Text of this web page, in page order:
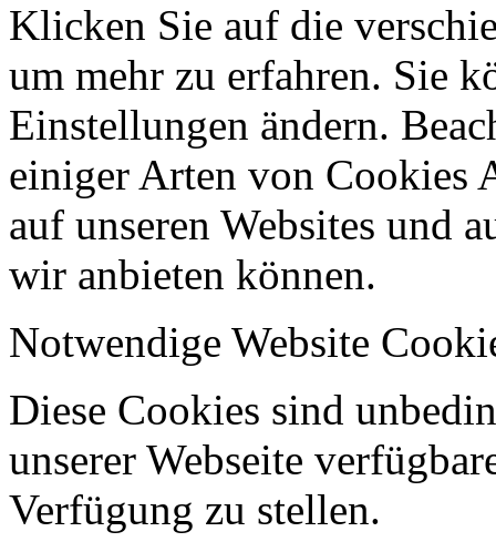
Klicken Sie auf die
um mehr zu erfahren. Sie
Einstellungen ändern.
einiger Arten von Cookies
auf unseren Websites und
wir anbieten können.
Notwendige Website
Diese Cookies sind
unserer Webseite
Verfügung zu stellen.